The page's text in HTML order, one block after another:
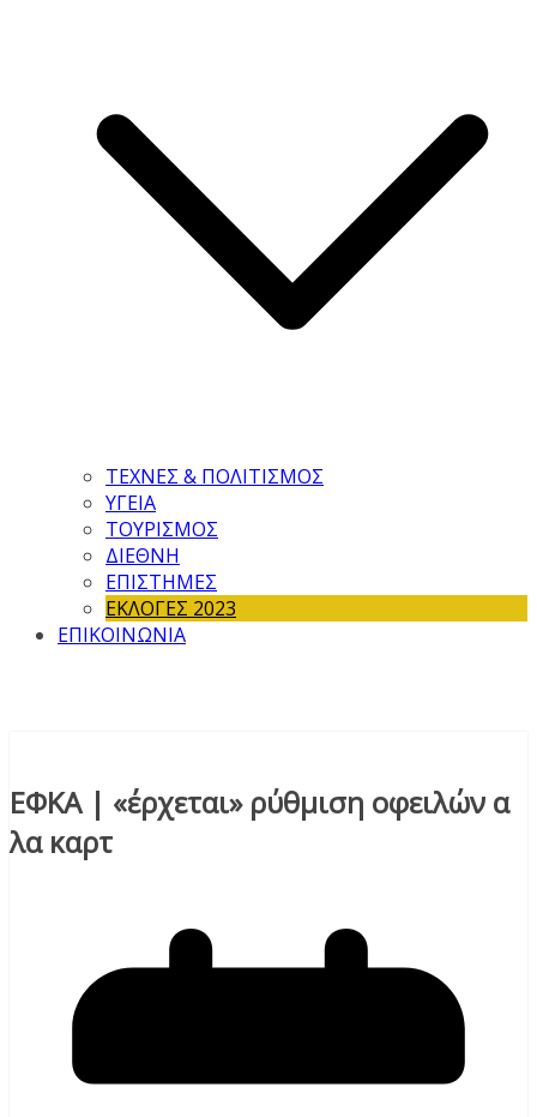
ΤΕΧΝΕΣ & ΠΟΛΙΤΙΣΜΟΣ
ΥΓΕΙΑ
ΤΟΥΡΙΣΜΟΣ
ΔΙΕΘΝΗ
ΕΠΙΣΤΗΜΕΣ
ΕΚΛΟΓΕΣ 2023
ΕΠΙΚΟΙΝΩΝΙΑ
ΕΦΚΑ | «έρχεται» ρύθμιση οφειλών α
λα καρτ